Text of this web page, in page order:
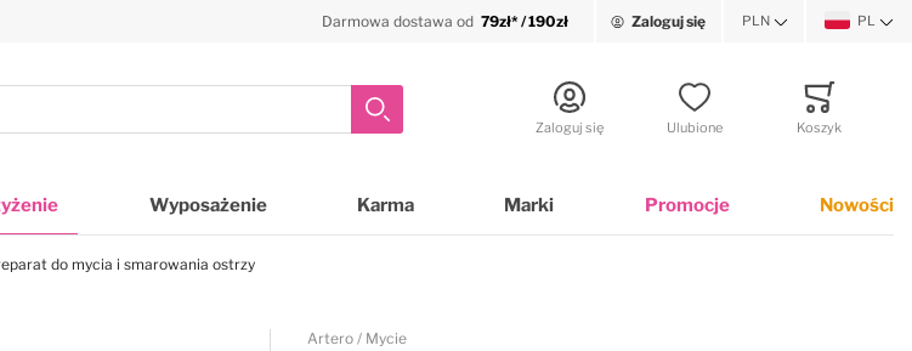
Darmowa dostawa od 79zł* / 190zł Zaloguj sięWalutaPLN PL
Szukaj Zaloguj się Ulubione Koszyk
Wyposażenie Karma Marki Promocje Nowości
do mycia i smarowania ostrzy
Artero Mycie